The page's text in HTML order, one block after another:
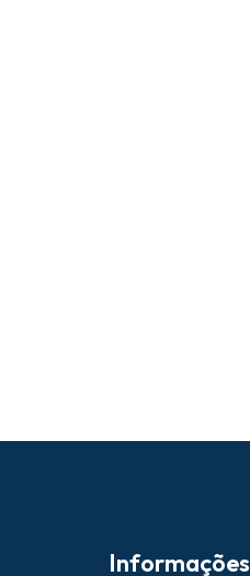
Informações